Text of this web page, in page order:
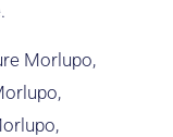
Morlupo,